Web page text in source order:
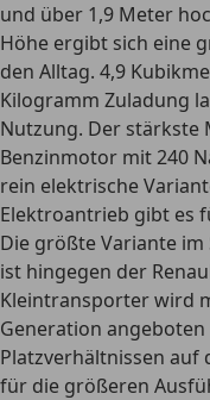
und über 1,9 Meter
Höhe ergibt sich eine
den Alltag. 4,9
Kilogramm Zuladung
Nutzung. Der stärkste
Benzinmotor mit 240
rein elektrische
Elektroantrieb gibt es
Die größte Variante
ist hingegen der
Kleintransporter wird
Generation
Platzverhältnissen auf
für die größeren